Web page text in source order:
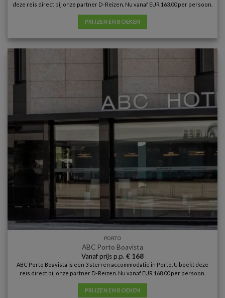
deze reis direct bij onze partner D-Reizen. Nu vanaf EUR 163.00 per persoon.
PRIJZEN EN BOEKEN
PORTO
ABC Porto Boavista
Vanaf prijs p.p. € 168
ABC Porto Boavista is een 3 sterren accommodatie in Porto. U boekt deze
reis direct bij onze partner D-Reizen. Nu vanaf EUR 168.00 per persoon.
PRIJZEN EN BOEKEN